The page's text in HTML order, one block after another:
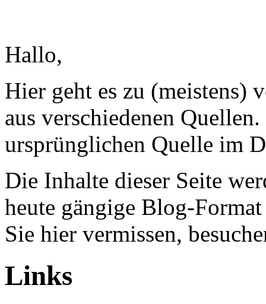
Hallo,
Hier geht es zu (meistens)
aus verschiedenen
ursprünglichen Quelle im
Die Inhalte dieser Seite
heute gängige Blog-
Sie hier vermissen,
Links